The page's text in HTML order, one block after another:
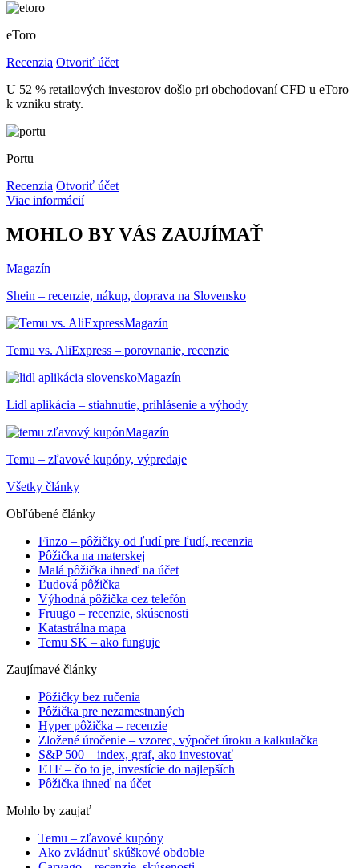
eToro
Recenzia Otvoriť účet
U 52 % retailových investorov došlo pri obchodovaní CFD u eToro
k vzniku straty.
Portu
Recenzia Otvoriť účet
Viac informácií
MOHLO BY VÁS ZAUJÍMAŤ
Magazín
Shein – recenzie, nákup, doprava na Slovensko
Magazín
Temu vs. AliExpress – porovnanie, recenzie
Magazín
Lidl aplikácia – stiahnutie, prihlásenie a výhody
Magazín
Temu – zľavové kupóny, výpredaje
Všetky články
Obľúbené články
Finzo – pôžičky od ľudí pre ľudí, recenzia
Pôžička na materskej
Malá pôžička ihneď na účet
Ľudová pôžička
Výhodná pôžička cez telefón
Fruugo – recenzie, skúsenosti
Katastrálna mapa
Temu SK – ako funguje
Zaujímavé články
Pôžičky bez ručenia
Pôžička pre nezamestnaných
Hyper pôžička – recenzie
Zložené úročenie – vzorec, výpočet úroku a kalkulačka
S&P 500 – index, graf, ako investovať
ETF – čo to je, investície do najlepších
Pôžička ihneď na účet
Mohlo by zaujať
Temu – zľavové kupóny
Ako zvládnuť skúškové obdobie